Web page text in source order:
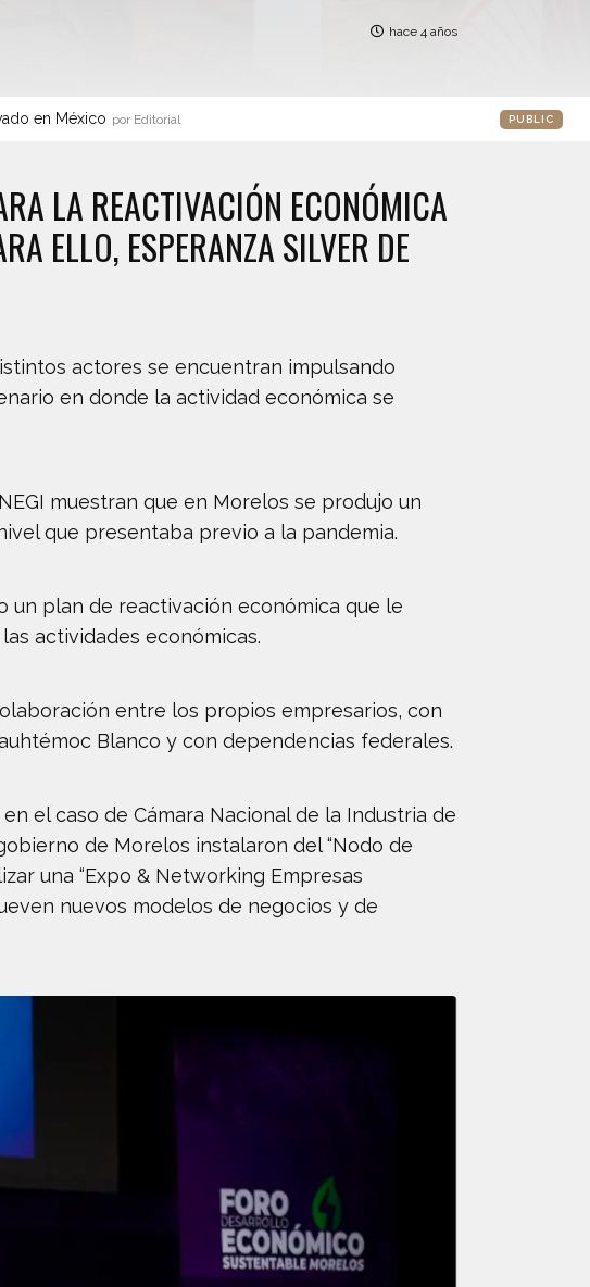
hace 4 años
en México por Editorial PUBLIC
LA REACTIVACIÓN ECONÓMICA
ELLO, ESPERANZA SILVER DE
actores se encuentran impulsando
en donde la actividad económica se
muestran que en Morelos se produjo un
que presentaba previo a la pandemia.
plan de reactivación económica que le
actividades económicas.
entre los propios empresarios, con
Blanco y con dependencias federales.
el caso de Cámara Nacional de la Industria de
de Morelos instalaron del “Nodo de
una “Expo & Networking Empresas
nuevos modelos de negocios y de